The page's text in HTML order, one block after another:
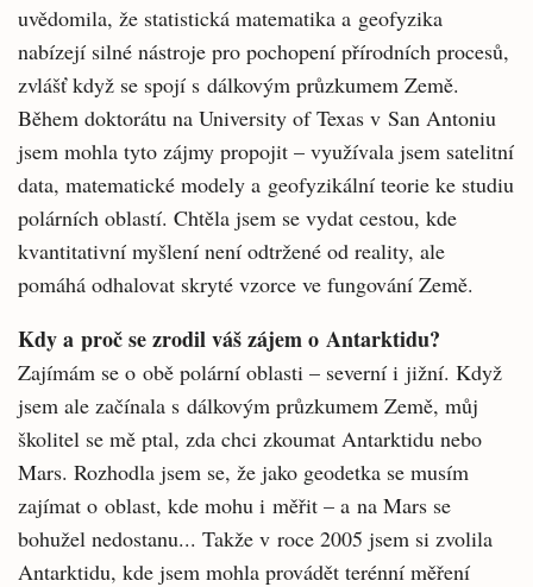
uvědomila, že statistická matematika a geofyzika
nabízejí silné nástroje pro pochopení přírodních procesů,
zvlášť když se spojí s dálkovým průzkumem Země.
Během doktorátu na University of Texas v San Antoniu
jsem mohla tyto zájmy propojit – využívala jsem satelitní
data, matematické modely a geofyzikální teorie ke studiu
polárních oblastí. Chtěla jsem se vydat cestou, kde
kvantitativní myšlení není odtržené od reality, ale
pomáhá odhalovat skryté vzorce ve fungování Země.
Kdy a proč se zrodil váš zájem o Antarktidu?
Zajímám se o obě polární oblasti – severní i jižní. Když
jsem ale začínala s dálkovým průzkumem Země, můj
školitel se mě ptal, zda chci zkoumat Antarktidu nebo
Mars. Rozhodla jsem se, že jako geodetka se musím
zajímat o oblast, kde mohu i měřit – a na Mars se
bohužel nedostanu... Takže v roce 2005 jsem si zvolila
Antarktidu, kde jsem mohla provádět terénní měření